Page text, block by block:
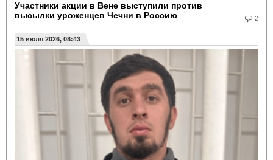
2
Участники акции в Вене выступили против
высылки уроженцев Чечни в Россию
15 июля 2026, 08:43